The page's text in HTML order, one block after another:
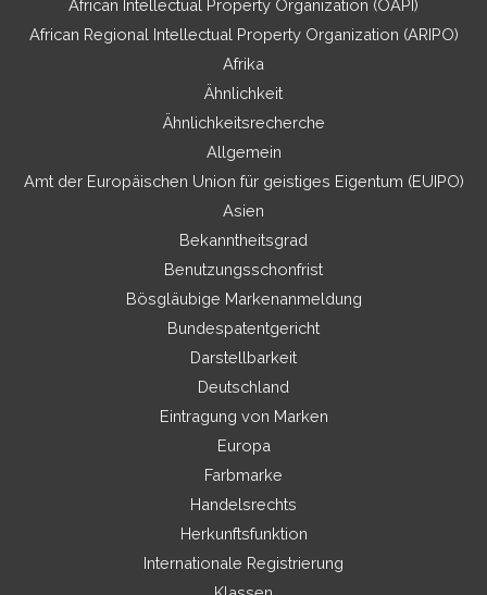
African Intellectual Property Organization (OAPI)
African Regional Intellectual Property Organization (ARIPO)
Afrika
Ähnlichkeit
Ähnlichkeitsrecherche
Allgemein
Amt der Europäischen Union für geistiges Eigentum (EUIPO)
Asien
Bekanntheitsgrad
Benutzungsschonfrist
Bösgläubige Markenanmeldung
Bundespatentgericht
Darstellbarkeit
Deutschland
Eintragung von Marken
Europa
Farbmarke
Handelsrechts
Herkunftsfunktion
Internationale Registrierung